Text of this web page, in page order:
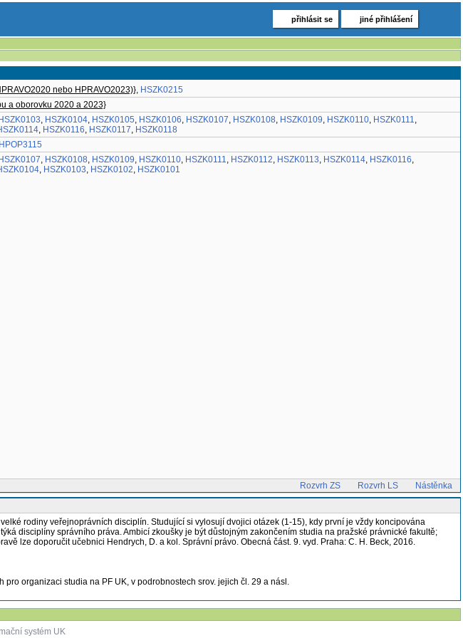
přihlásit se jiné přihlášení
nebo HPRAVO2023)}, HSZK0215
a oborovku 2020 a 2023}
HSZK0103, HSZK0104, HSZK0105, HSZK0106, HSZK0107, HSZK0108, HSZK0109, HSZK0110, HSZK0111,
, HSZK0116, HSZK0117, HSZK0118
HPOP3115
HSZK0107, HSZK0108, HSZK0109, HSZK0110, HSZK0111, HSZK0112, HSZK0113, HSZK0114, HSZK0116,
, HSZK0103, HSZK0102, HSZK0101
Rozvrh ZS Rozvrh LS
Nástěnka
rodiny veřejnoprávních disciplín. Studující si vylosují dvojici otázek (1-15), kdy první je vždy koncipována
disciplíny správního práva. Ambicí zkoušky je být důstojným zakončením studia na pražské právnické fakultě;
lze doporučit učebnici Hendrych, D. a kol. Správní právo. Obecná část. 9. vyd. Praha: C. H. Beck, 2016.
organizaci studia na PF UK, v podrobnostech srov. jejich čl. 29 a násl.
systém UK